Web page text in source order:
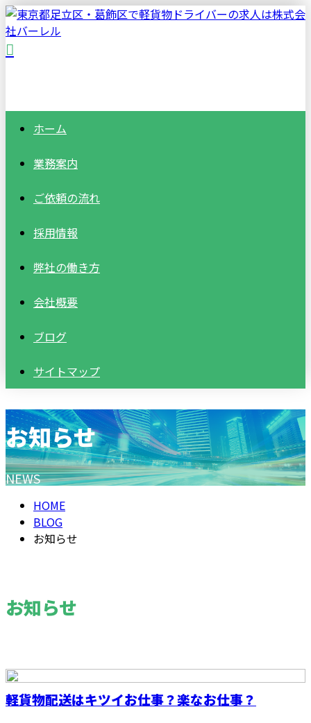
ホーム
業務案内
ご依頼の流れ
採用情報
弊社の働き方
会社概要
ブログ
サイトマップ
お知らせ
NEWS
HOME
BLOG
お知らせ
お知らせ
軽貨物配送はキツイお仕事？楽なお仕事？